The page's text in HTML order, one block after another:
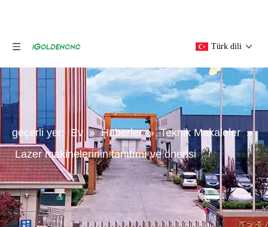
Türk dili
geçerli yer: Ev » Haberler » Teknik Makaleler »
Lazer makinelerinin tanıtımı ve önerisi